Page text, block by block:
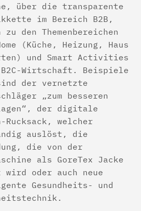
über die transparente
im Bereich B2B,
den Themenbereichen
(Küche, Heizung, Haus
und Smart Activities
Wirtschaft. Beispiele
der vernetzte
„zum besseren
der digitale
Rucksack, welcher
auslöst, die
die von der
als GoreTex Jacke
wird oder auch neue
Gesundheits- und